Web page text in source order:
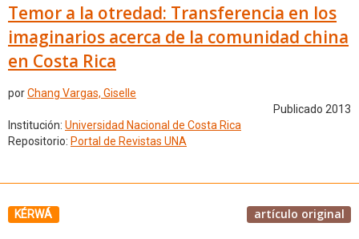
Temor a la otredad: Transferencia en los
imaginarios acerca de la comunidad china
en Costa Rica
porChang Vargas, Giselle
Publicado 2013
Institución: Universidad Nacional de Costa Rica
Repositorio: Portal de Revistas UNA
KÉRWÁ artículo original